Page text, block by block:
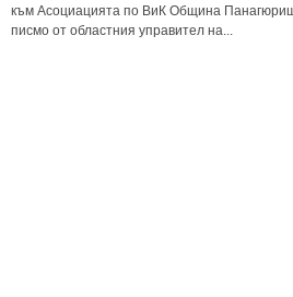
към Асоциацията по ВиК Община
писмо от областния управител на...